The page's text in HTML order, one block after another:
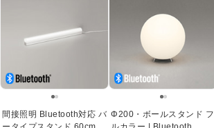
間接照明 Bluetooth対応 バ Φ200・ボールスタンド フ